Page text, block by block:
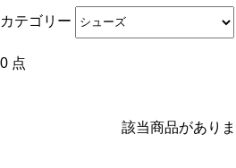
カテゴリー
0 点
該当商品がありま